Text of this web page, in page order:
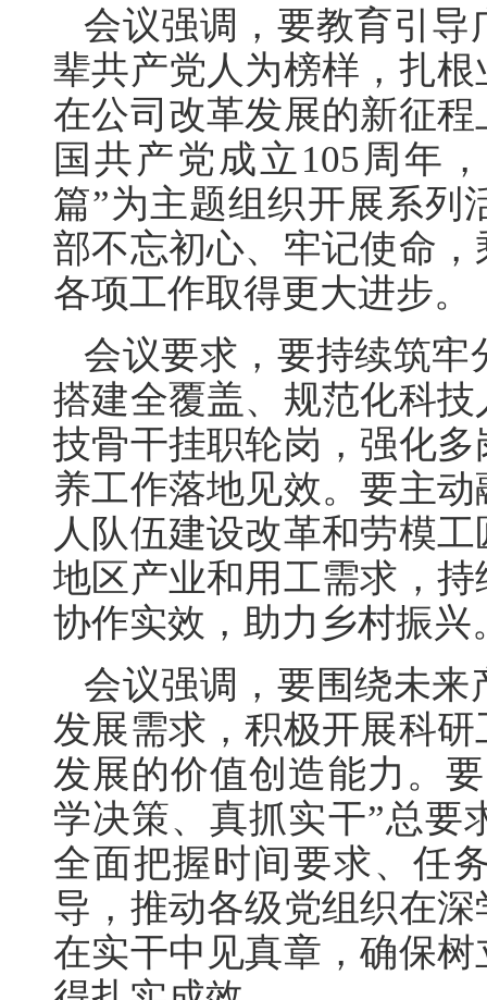
会议强调，要教育引
辈共产党人为榜样，扎
在公司改革发展的新征
国共产党成立105周年
篇”为主题组织开展系列
部不忘初心、牢记使命
各项工作取得更大进步。
会议要求，要持续筑
搭建全覆盖、规范化科
技骨干挂职轮岗，强化
养工作落地见效。要主
人队伍建设改革和劳模
地区产业和用工需求，
协作实效，助力乡村振兴
会议强调，要围绕未
发展需求，积极开展科
发展的价值创造能力。
学决策、真抓实干”总要
全面把握时间要求、任
导，推动各级党组织在
在实干中见真章，确保